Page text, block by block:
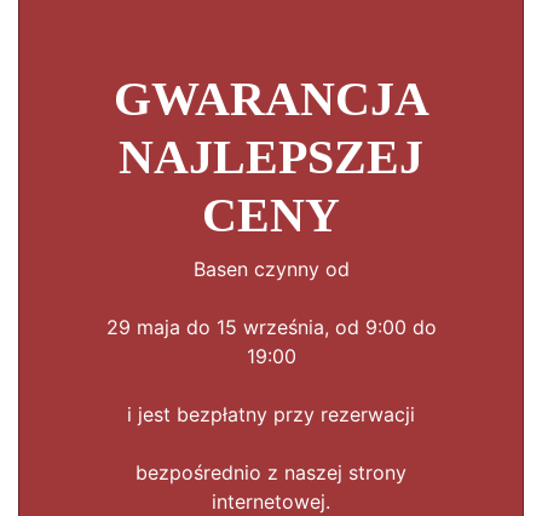
GWARANCJA
NAJLEPSZEJ
CENY
Basen czynny od
29 maja do 15 września, od 9:00 do
19:00
i jest bezpłatny przy rezerwacji
bezpośrednio z naszej strony
internetowej.